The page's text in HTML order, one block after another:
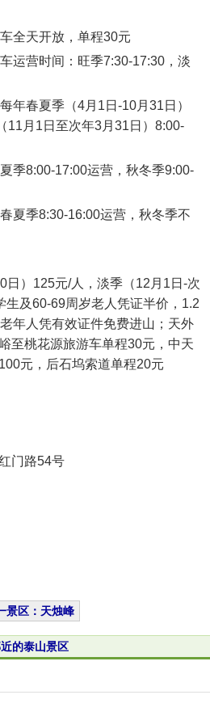
天开放，单程30元
营时间：旺季7:30-17:30，淡
春夏季（4月1日-10月31日）
11月1日至次年3月31日）8:00-
8:00-17:00运营，秋冬季9:00-
季8:30-16:00运营，秋冬季不
）125元/人，淡季（12月1日-次
生及60-69周岁老人凭证半价，1.2
年人凭有效证件免费进山；天外
至桃花源旅游车单程30元，中天
元，后石坞索道单程20元
门路54号
景区：天烛峰
的泰山景区